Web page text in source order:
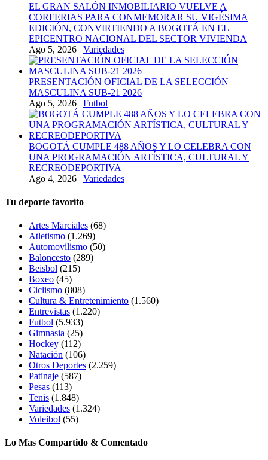
EL GRAN SALÓN INMOBILIARIO VUELVE A
CORFERIAS PARA CONMEMORAR SU VIGÉSIMA
EDICIÓN, CONVIRTIENDO A BOGOTÁ EN EL
EPICENTRO NACIONAL DEL SECTOR VIVIENDA
Ago 5, 2026 | Variedades
PRESENTACIÓN OFICIAL DE LA SELECCIÓN
MASCULINA SUB-21 2026
Ago 5, 2026 | Futbol
BOGOTÁ CUMPLE 488 AÑOS Y LO CELEBRA CON
UNA PROGRAMACIÓN ARTÍSTICA, CULTURAL Y
RECREODEPORTIVA
Ago 4, 2026 | Variedades
Tu deporte favorito
Artes Marciales (68)
Atletismo (1.269)
Automovilismo (50)
Baloncesto (289)
Beisbol (215)
Boxeo (45)
Ciclismo (808)
Cultura & Entretenimiento (1.560)
Entrevistas (1.220)
Futbol (5.933)
Gimnasia (25)
Hockey (112)
Natación (106)
Otros Deportes (2.259)
Patinaje (587)
Pesas (113)
Tenis (1.848)
Variedades (1.324)
Voleibol (55)
Lo Mas Compartido & Comentado